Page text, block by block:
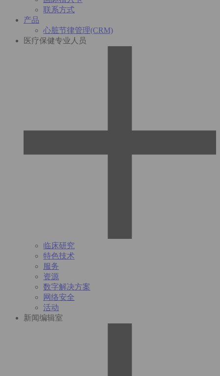
联系方式
产品
心脏节律管理(CRM)
医疗保健专业人员
临床研究
特色技术
服务
资源
数字解决方案
网络安全
活动
新闻编辑室